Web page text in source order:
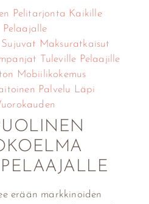
Pelitarjonta Kaikille
Pelaajalle
Sujuvat Maksuratkaisut
Tuleville Pelaajille
Mobiilikokemus
Palvelu Läpi
erään markkinoiden